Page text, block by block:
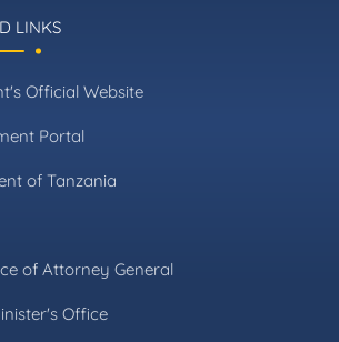
LINKS
Official Website
Portal
of Tanzania
of Attorney General
Office